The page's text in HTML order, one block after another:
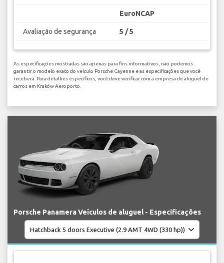
EuroNCAP
Avaliação de segurança 5 / 5
As especificações mostradas são apenas para fins informativos, não podemos
garantir o modelo exato do veículo Porsche Cayenne e as especificações que você
receberá. Para detalhes específicos, você deve verificar com a empresa de aluguel de
carros em Kraków Aeroporto.
Porsche Panamera Veículos de aluguel - Especificações